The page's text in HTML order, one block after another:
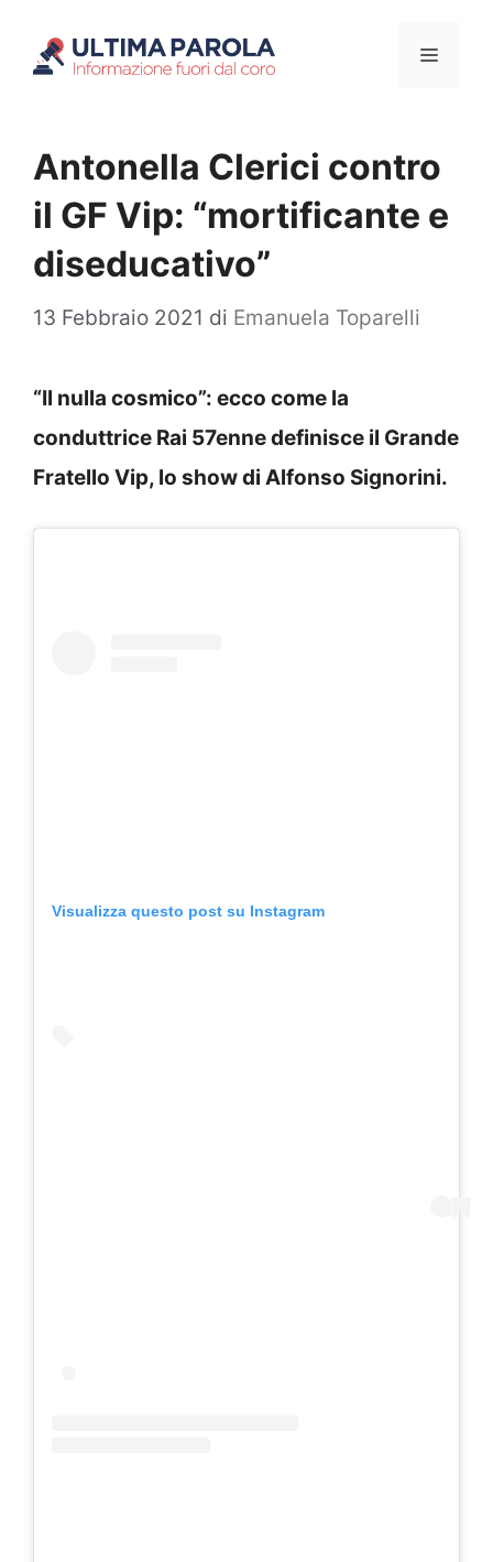
Menu
Antonella Clerici contro
il GF Vip: “mortificante e
diseducativo”
13 Febbraio 2021 di Emanuela Toparelli
“Il nulla cosmico”: ecco come la
conduttrice Rai 57enne definisce il Grande
Fratello Vip, lo show di Alfonso Signorini.
Visualizza questo post su Instagram